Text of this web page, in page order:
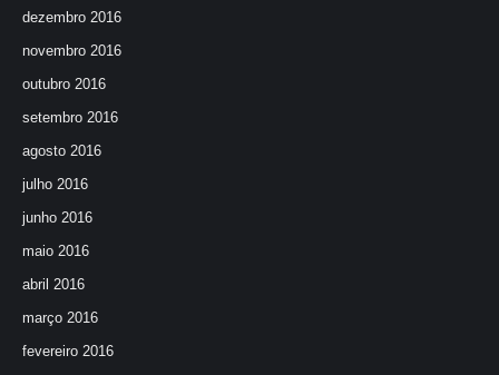
dezembro 2016
novembro 2016
outubro 2016
setembro 2016
agosto 2016
julho 2016
junho 2016
maio 2016
abril 2016
março 2016
fevereiro 2016